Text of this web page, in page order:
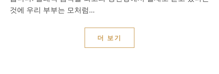
것에 우리 부부는 모처럼…
더 보기